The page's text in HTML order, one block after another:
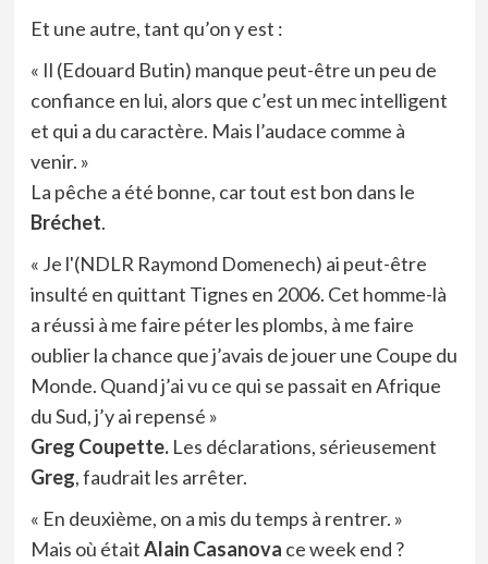
Et une autre, tant qu’on y est :
« Il (Edouard Butin) manque peut-être un peu de
confiance en lui, alors que c’est un mec intelligent
et qui a du caractère. Mais l’audace comme à
venir. »
La pêche a été bonne, car tout est bon dans le
Bréchet.
« Je l'(NDLR Raymond Domenech) ai peut-être
insulté en quittant Tignes en 2006. Cet homme-là
a réussi à me faire péter les plombs, à me faire
oublier la chance que j’avais de jouer une Coupe du
Monde. Quand j’ai vu ce qui se passait en Afrique
du Sud, j’y ai repensé »
Greg Coupette. Les déclarations, sérieusement
Greg, faudrait les arrêter.
« En deuxième, on a mis du temps à rentrer. »
Mais où étaitAlain Casanova ce week end ?